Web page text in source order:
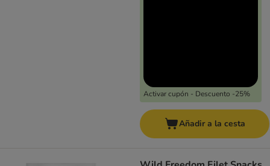
Activar cupón - Descuento -25%
Añadir a la cesta